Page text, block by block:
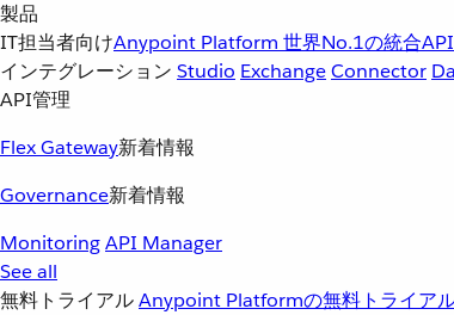
製品
IT担当者向けAnypoint Platform 世界No.1の統合
インテグレーション Studio ExchangeConnector
API管理
Flex Gateway新着情報
Governance新着情報
MonitoringAPI Manager
See all
無料トライアルAnypoint Platformの無料トライア